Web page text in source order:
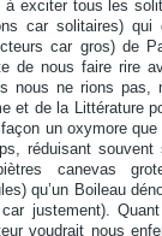
à exciter tous les
car solitaires) qui
car gros) de
de nous faire rire
nous ne rions pas,
et de la Littérature
un oxymore que
réduisant souvent
canevas
qu’un Boileau
justement).
voudrait nous